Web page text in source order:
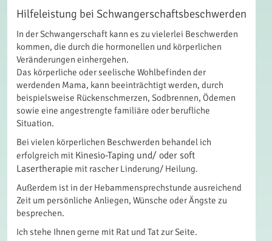
Hilfeleistung bei Schwangerschaftsbeschwerden
In der Schwangerschaft kann es zu vielerlei Beschwerden
kommen, die durch die hormonellen und körperlichen
Veränderungen einhergehen.
Das körperliche oder seelische Wohlbefinden der
werdenden Mama, kann beeinträchtigt werden, durch
beispielsweise Rückenschmerzen, Sodbrennen, Ödemen
sowie eine angestrengte familiäre oder berufliche
Situation.
Bei vielen körperlichen Beschwerden behandel ich
erfolgreich mit Kinesio-Taping und/ oder soft
Lasertherapie mit rascher Linderung/ Heilung.
Außerdem ist in der Hebammensprechstunde ausreichend
Zeit um persönliche Anliegen, Wünsche oder Ängste zu
besprechen.
Ich stehe Ihnen gerne mit Rat und Tat zur Seite.